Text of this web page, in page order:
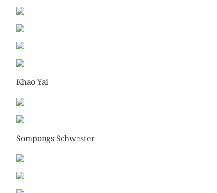
Khao Yai
Sompongs Schwester